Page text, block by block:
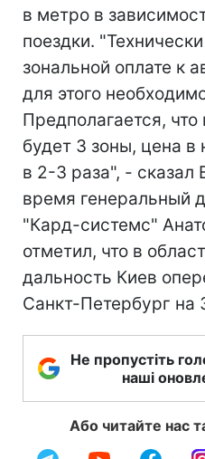
в метро в
поездки.
зональной оплате к
для этого
Предполагается,
будет 3 зоны, цена в
в 2-3 раза", - сказал
время генеральный
"Кард-системс"
отметил, что в
дальность Киев
Санкт-Петербург на
Не пропустіть
наші
Або читайте нас